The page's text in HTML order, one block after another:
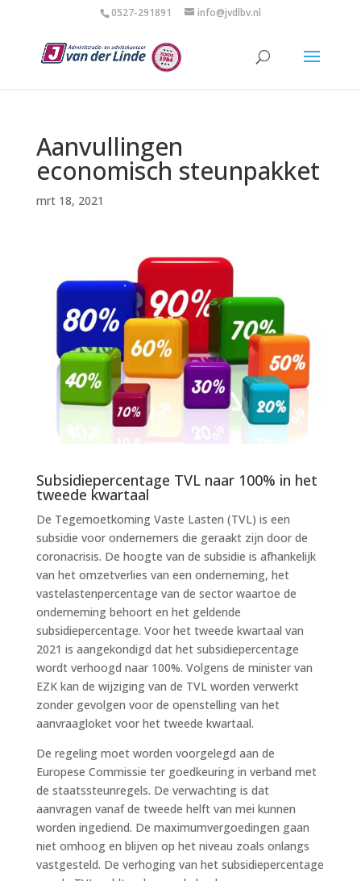
0527-291891 info@jvdlbv.nl
Aanvullingen
economisch steunpakket
mrt 18, 2021
Subsidiepercentage TVL naar 100% in het
tweede kwartaal
De Tegemoetkoming Vaste Lasten (TVL) is een
subsidie voor ondernemers die geraakt zijn door de
coronacrisis. De hoogte van de subsidie is afhankelijk
van het omzetverlies van een onderneming, het
vastelastenpercentage van de sector waartoe de
onderneming behoort en het geldende
subsidiepercentage. Voor het tweede kwartaal van
2021 is aangekondigd dat het subsidiepercentage
wordt verhoogd naar 100%. Volgens de minister van
EZK kan de wijziging van de TVL worden verwerkt
zonder gevolgen voor de openstelling van het
aanvraagloket voor het tweede kwartaal.
De regeling moet worden voorgelegd aan de
Europese Commissie ter goedkeuring in verband met
de staatssteunregels. De verwachting is dat
aanvragen vanaf de tweede helft van mei kunnen
worden ingediend. De maximumvergoedingen gaan
niet omhoog en blijven op het niveau zoals onlangs
vastgesteld. De verhoging van het subsidiepercentage